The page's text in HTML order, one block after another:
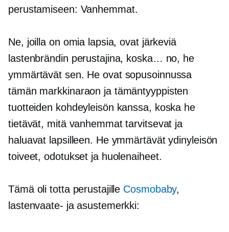
perustamiseen: Vanhemmat.
Ne, joilla on omia lapsia, ovat järkeviä
lastenbrändin perustajina, koska… no, he
ymmärtävät sen. He ovat sopusoinnussa
tämän markkinaraon ja tämäntyyppisten
tuotteiden kohdeyleisön kanssa, koska he
tietävät, mitä vanhemmat tarvitsevat ja
haluavat lapsilleen. He ymmärtävät ydinyleisön
toiveet, odotukset ja huolenaiheet.
Tämä oli totta perustajille Cosmobaby,
lastenvaate- ja asustemerkki: